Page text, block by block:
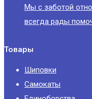
Мы с заботой
всегда рады
Товары
Шиповки
Самокаты